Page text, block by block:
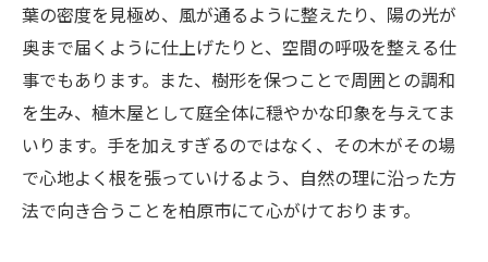
葉の密度を見極め、風が通るように整えたり、陽の光が
奥まで届くように仕上げたりと、空間の呼吸を整える仕
事でもあります。また、樹形を保つことで周囲との調和
を生み、植木屋として庭全体に穏やかな印象を与えてま
いります。手を加えすぎるのではなく、その木がその場
で心地よく根を張っていけるよう、自然の理に沿った方
法で向き合うことを柏原市にて心がけております。